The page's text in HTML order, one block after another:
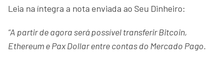
Leia na íntegra a nota enviada ao Seu Dinheiro:
“A partir de agora será possível transferir Bitcoin,
Ethereum e Pax Dollar entre contas do Mercado Pago.